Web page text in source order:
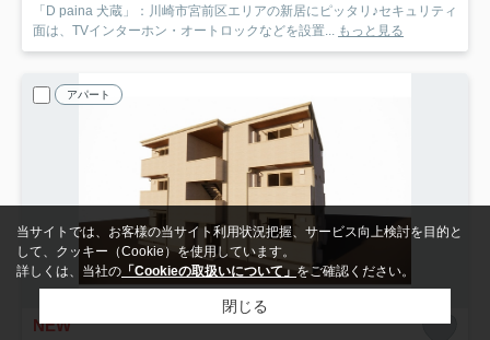
「D paina 犬蔵」：川崎市宮前区エリアの新居にピッタリ♪セキュリティ
面は、TVインターホン・オートロックなどを設置... もっと見る
アパート
NEW
当サイトでは、お客様の当サイト利用状況把握、サービス向上検討を目的と
して、クッキー（Cookie）を使用しています。
詳しくは、当社の 「Cookieの取扱いについて」 をご確認ください。
閉じる